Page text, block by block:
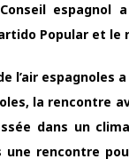
Popular et le
l’air espagnoles
la rencontre
dans un
une rencontre